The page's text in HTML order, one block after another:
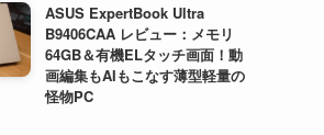
ASUS ExpertBook Ultra
B9406CAA レビュー：メモリ
64GB＆有機ELタッチ画面！動
画編集もAIもこなす薄型軽量の
怪物PC